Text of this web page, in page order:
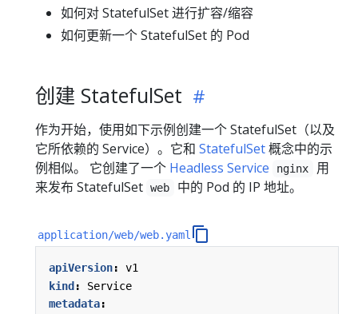
如何对 StatefulSet 进行扩容/缩容
如何更新一个 StatefulSet 的 Pod
创建 StatefulSet
作为开始，使用如下示例创建一个 StatefulSet（以及
它所依赖的 Service）。它和 StatefulSet概念中的示
例相似。 它创建了一个 Headless Service nginx
用
来发布 StatefulSet web 中的 Pod 的 IP 地址。
application/web/web.yaml
apiVersion:
v1
kind:
Service
metadata: